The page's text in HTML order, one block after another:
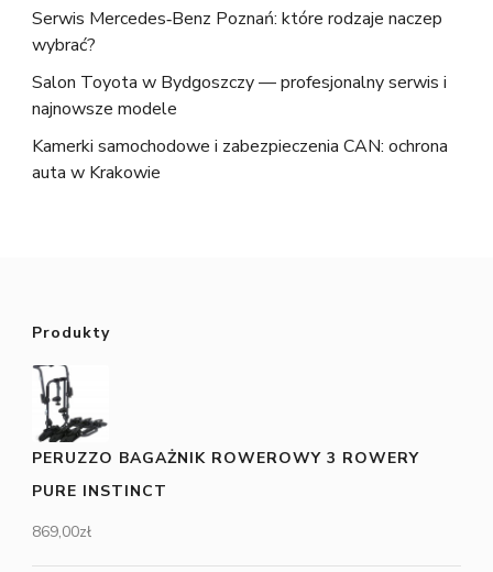
Serwis Mercedes‑Benz Poznań: które rodzaje naczep
wybrać?
Salon Toyota w Bydgoszczy — profesjonalny serwis i
najnowsze modele
Kamerki samochodowe i zabezpieczenia CAN: ochrona
auta w Krakowie
Produkty
PERUZZO BAGAŻNIK ROWEROWY 3 ROWERY
PURE INSTINCT
869,00zł